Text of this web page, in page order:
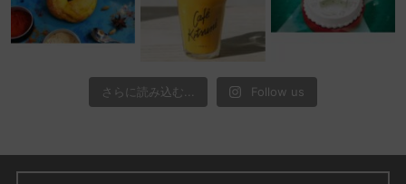
さらに読み込む... Follow us